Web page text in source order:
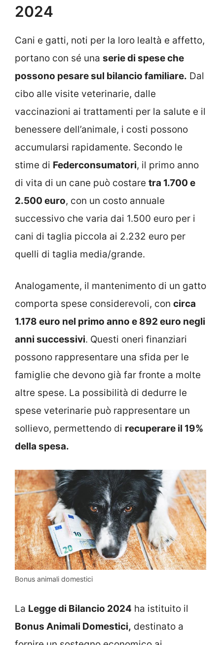
2024
Cani e gatti, noti per la loro lealtà e affetto,
portano con sé una serie di spese che
possono pesare sul bilancio familiare. Dal
cibo alle visite veterinarie, dalle
vaccinazioni ai trattamenti per la salute e il
benessere dell’animale, i costi possono
accumularsi rapidamente. Secondo le
stime di Federconsumatori, il primo anno
di vita di un cane può costare tra 1.700 e
2.500 euro, con un costo annuale
successivo che varia dai 1.500 euro per i
cani di taglia piccola ai 2.232 euro per
quelli di taglia media/grande.
Analogamente, il mantenimento di un gatto
comporta spese considerevoli, con circa
1.178 euro nel primo anno e 892 euro negli
anni successivi. Questi oneri finanziari
possono rappresentare una sfida per le
famiglie che devono già far fronte a molte
altre spese. La possibilità di dedurre le
spese veterinarie può rappresentare un
sollievo, permettendo di recuperare il 19%
della spesa.
Bonus animali domestici
La Legge di Bilancio 2024 ha istituito il
Bonus Animali Domestici, destinato a